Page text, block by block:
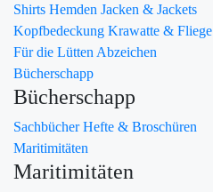
Shirts Hemden Jacken & Jackets
Kopfbedeckung Krawatte & Fliege
Für die Lütten Abzeichen
Bücherschapp
Bücherschapp
SachbücherHefte & Broschüren
Maritimitäten
Maritimitäten